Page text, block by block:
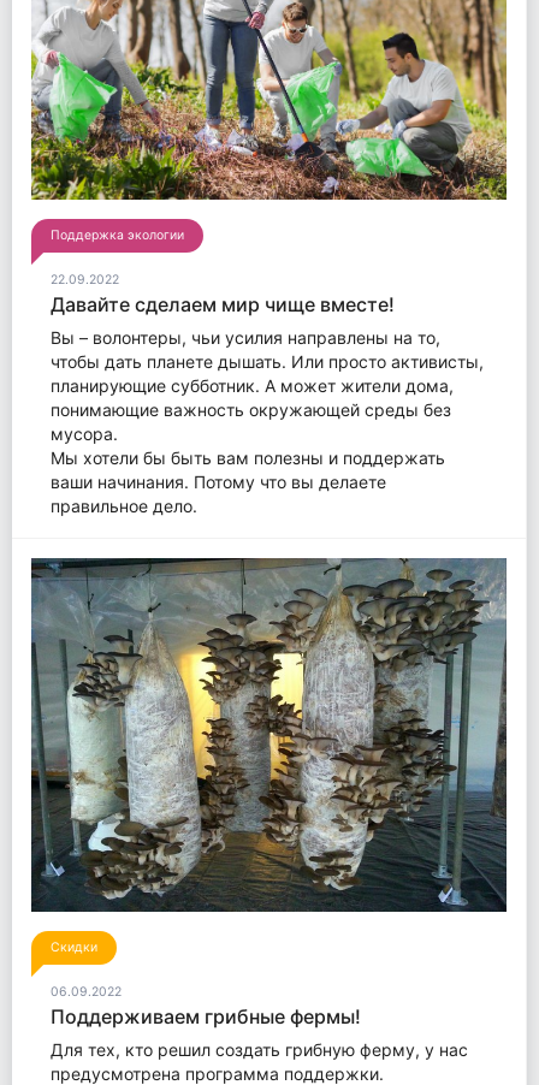
Поддержка экологии
22.09.2022
Давайте сделаем мир чище вместе!
Вы – волонтеры, чьи усилия направлены на то,
чтобы дать планете дышать. Или просто активисты,
планирующие субботник. А может жители дома,
понимающие важность окружающей среды без
мусора.
Мы хотели бы быть вам полезны и поддержать
ваши начинания. Потому что вы делаете
правильное дело.
Скидки
06.09.2022
Поддерживаем грибные фермы!
Для тех, кто решил создать грибную ферму, у нас
предусмотрена программа поддержки.